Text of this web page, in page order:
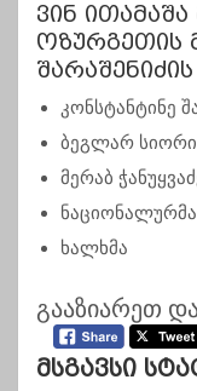
ვინ
ოზურგეთის
კონსტანტინე
ბეგლარ
მერაბ
ხალხმა
გააზიარეთ
Მსგავსი